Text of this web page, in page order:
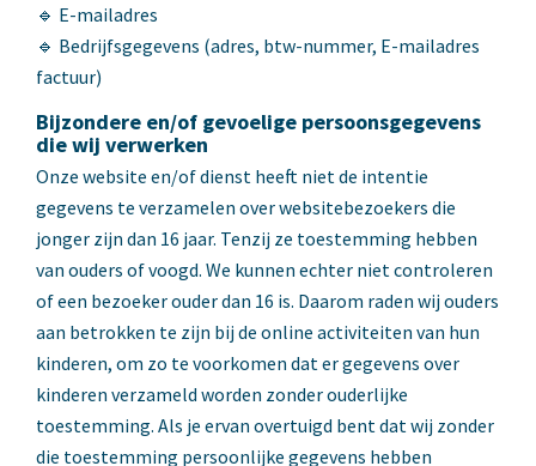
🔹 E-mailadres
🔹 Bedrijfsgegevens (adres, btw-nummer, E-mailadres
factuur)
Bijzondere en/of gevoelige persoonsgegevens
die wij verwerken
Onze website en/of dienst heeft niet de intentie
gegevens te verzamelen over websitebezoekers die
jonger zijn dan 16 jaar. Tenzij ze toestemming hebben
van ouders of voogd. We kunnen echter niet controleren
of een bezoeker ouder dan 16 is. Daarom raden wij ouders
aan betrokken te zijn bij de online activiteiten van hun
kinderen, om zo te voorkomen dat er gegevens over
kinderen verzameld worden zonder ouderlijke
toestemming. Als je ervan overtuigd bent dat wij zonder
die toestemming persoonlijke gegevens hebben